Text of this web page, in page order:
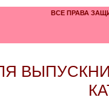
ВСЕ ПРАВА